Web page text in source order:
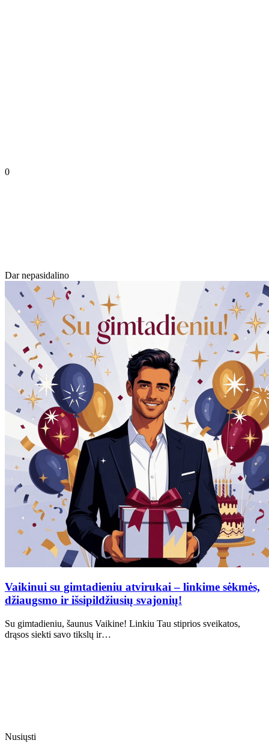
0
Dar nepasidalino
Vaikinui su gimtadieniu atvirukai – linkime sėkmės,
džiaugsmo ir išsipildžiusių svajonių!
Su gimtadieniu, šaunus Vaikine! Linkiu Tau stiprios sveikatos,
drąsos siekti savo tikslų ir…
Nusiųsti